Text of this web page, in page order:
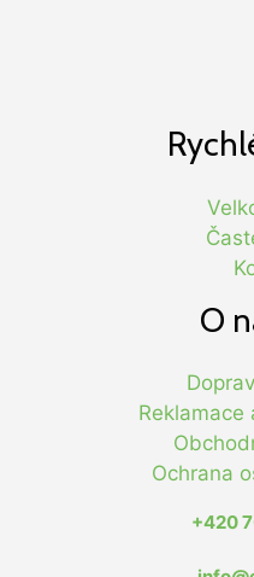
O
Reklamace
Ochrana
+420